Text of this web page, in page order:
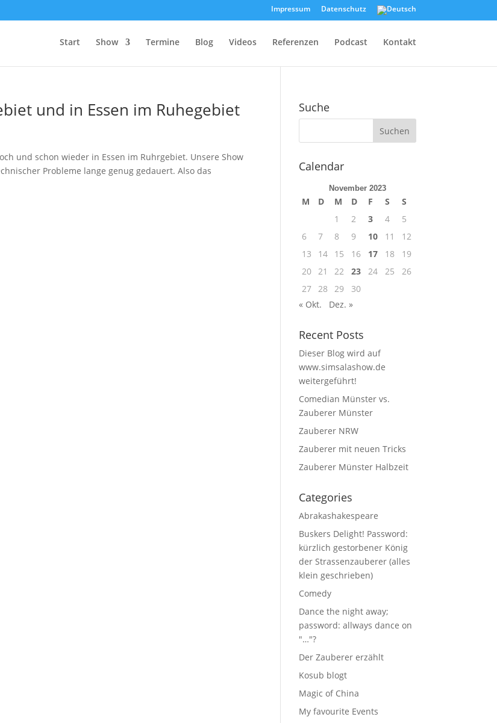
Impressum Datenschutz
Start Show Termine Blog Videos Referenzen Podcast Kontakt
und in Essen im Ruhegebiet
und schon wieder in Essen im Ruhrgebiet. Unsere Show
Probleme lange genug gedauert. Also das
Suche
Calendar
November 2023
M D M D F S
S
1
2 3 4
5
6
7 8 9 10 11
12
13
14 15 16 17 18
19
20 21 22 23 24 25
26
27 28 29
30
« Okt.
Dez. »
Recent Posts
Dieser Blog wird auf
www.simsalashow.de
weitergeführt!
Comedian Münster vs.
Zauberer Münster
Zauberer NRW
Zauberer mit neuen Tricks
Zauberer Münster Halbzeit
Categories
Abrakashakespeare
Buskers Delight! Password:
kürzlich gestorbener König
der Strassenzauberer (alles
klein geschrieben)
Comedy
Dance the night away;
password: allways dance on
"…"?
Der Zauberer erzählt
Kosub blogt
Magic of China
My favourite Events